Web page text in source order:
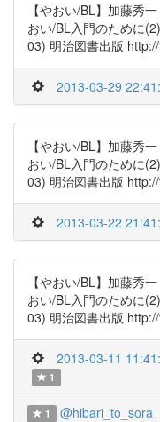
【やおい/BL】加藤秀
おい/BL入門のために
03) 明治図書出版
2013-03-29
【やおい/BL】加藤秀
おい/BL入門のために
03) 明治図書出版
2013-03-22
【やおい/BL】加藤秀
おい/BL入門のために
03) 明治図書出版
2013-03-11
1
1 @hibari_to_sora